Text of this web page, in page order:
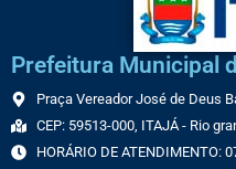
Prefeitura Municipal
Praça Vereador José de Deus
CEP: 59513-000, ITAJÁ - Rio
HORÁRIO DE ATENDIMENTO: